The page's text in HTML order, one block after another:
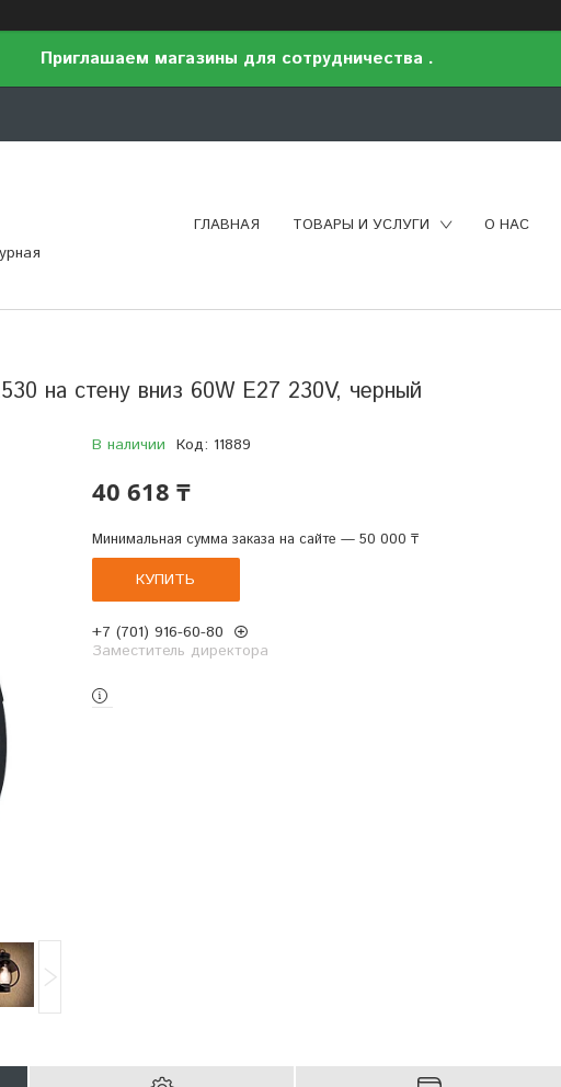
Приглашаем магазины для сотрудничества .
ГЛАВНАЯ ТОВАРЫ И УСЛУГИ О НАС
на стену вниз 60W E27 230V, черный
В наличии Код: 11889
40 618 ₸
Минимальная сумма заказа на сайте — 50 000 ₸
КУПИТЬ
+7 (701) 916-60-80
Заместитель директора